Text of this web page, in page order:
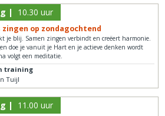
| 10.30 uur
op zondagochtend
je blij. Samen zingen verbindt en creëert harmonie.
doe je vanuit je Hart en je actieve denken wordt
volgt een meditatie.
training
Tuijl
| 11.00 uur